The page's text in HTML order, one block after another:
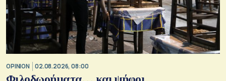
OPINION 02.08.2026, 08:00